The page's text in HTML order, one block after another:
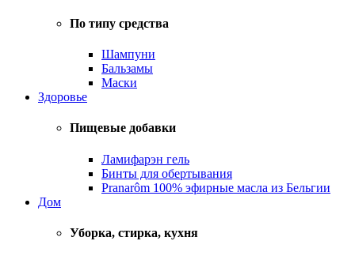
По типу средства
Шампуни
Бальзамы
Маски
Здоровье
Пищевые добавки
Ламифарэн гель
Бинты для обертывания
Pranarôm 100% эфирные масла из Бельгии
Дом
Уборка, стирка, кухня